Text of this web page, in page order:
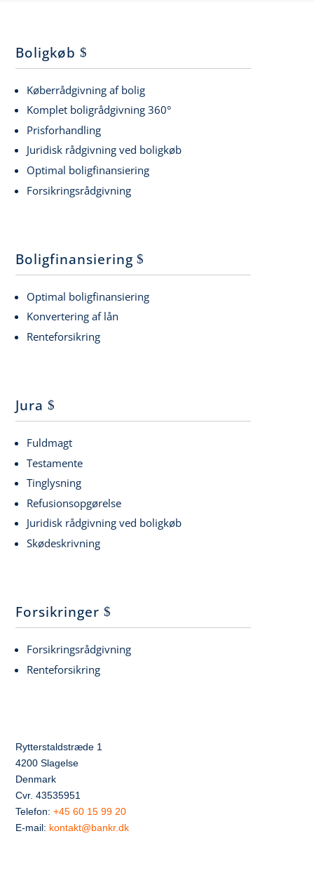
Boligkøb
Køberrådgivning af bolig
Komplet boligrådgivning 360°
Prisforhandling
Juridisk rådgivning ved boligkøb
Optimal boligfinansiering
Forsikringsrådgivning
Boligfinansiering
Optimal boligfinansiering
Konvertering af lån
Renteforsikring
Jura
Fuldmagt
Testamente
Tinglysning
Refusionsopgørelse
Juridisk rådgivning ved boligkøb
Skødeskrivning
Forsikringer
Forsikringsrådgivning
Renteforsikring
Rytterstaldstræde 1
4200 Slagelse
Denmark
Cvr. 43535951
Telefon:+45 60 15 99 20
E-mail: kontakt@bankr.dk